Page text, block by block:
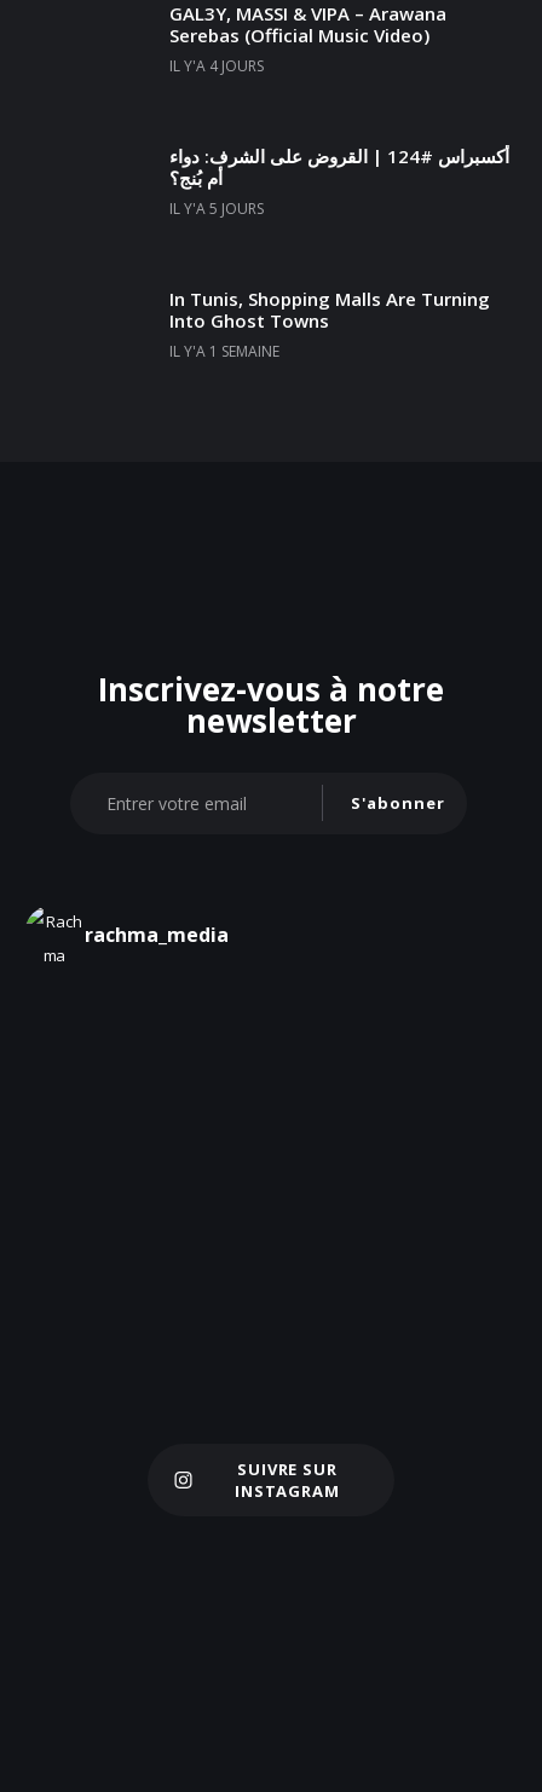
GAL3Y, MASSI & VIPA – Arawana
Serebas (Official Music Video)
IL Y'A 4 JOURS
أكسبراس #124 | القروض على الشرف: دواء
أم بُنج؟
IL Y'A 5 JOURS
In Tunis, Shopping Malls Are Turning
Into Ghost Towns
IL Y'A 1 SEMAINE
Inscrivez-vous à notre
newsletter
S'abonner
rachma_media
Charger plus
SUIVRE SUR
INSTAGRAM